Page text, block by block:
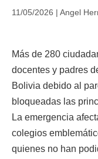
11/05/2026 | Angel
Más de 280
docentes y padres
Bolivia debido al
bloqueadas las
La emergencia
colegios
quienes no han